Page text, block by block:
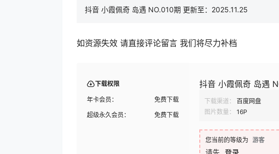
抖音 小霞佩奇 岛遇 NO.010期 更新至：2025.11.25
如资源失效 请直接评论留言 我们将尽力补档
下载权限
年卡会员：
免费下载
超级永久会员：
免费下载
抖音 小霞佩奇 岛遇
下载渠道： 百度网盘
图片数量：
16P
您当前的等级为 游客
请先 登录